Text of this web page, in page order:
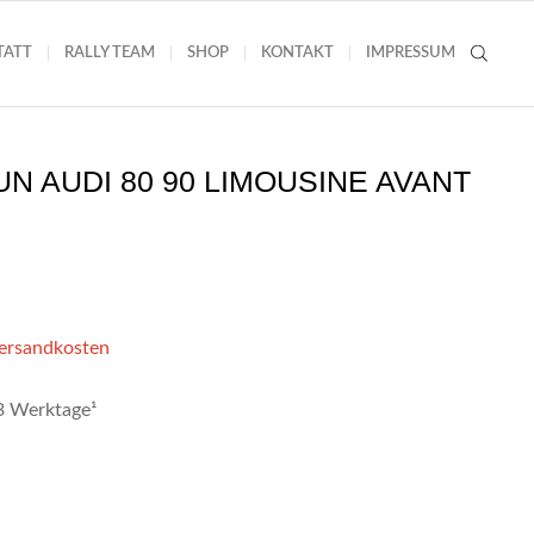
RALLY TEAM SHOP KONTAKT IMPRESSUM
AUDI 80 90 LIMOUSINE AVANT
Werktage¹